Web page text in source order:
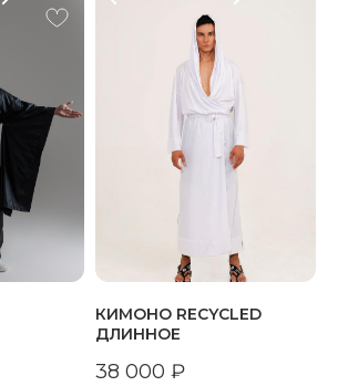
КИМОНО RECYCLED
ДЛИННОЕ
38 000 ₽